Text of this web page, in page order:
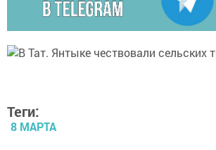
Теги:
8 МАРТА